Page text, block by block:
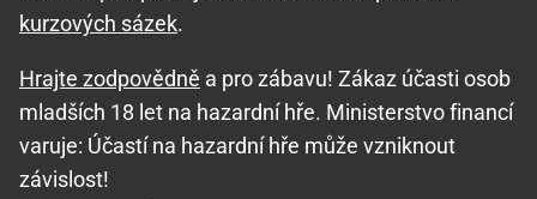
kurzových sázek.
Hrajte zodpovědně a pro zábavu! Zákaz účasti osob
mladších 18 let na hazardní hře. Ministerstvo financí
varuje: Účastí na hazardní hře může vzniknout
závislost!